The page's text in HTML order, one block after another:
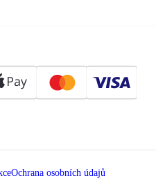
Ochrana osobních údajů